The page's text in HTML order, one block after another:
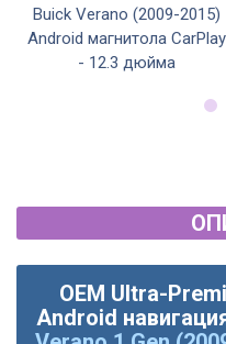
Buick Verano (2009-2015)
Android магнитола CarPlay
- 12.3 дюйма
OEM Ultra-
Android